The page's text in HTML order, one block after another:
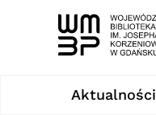
Aktualności